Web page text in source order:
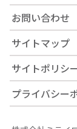
お問い合わせ
サイトマップ
サイトポリシ
プライバシー